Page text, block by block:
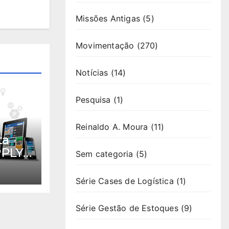
Missões Antigas (5)
Movimentação (270)
Notícias (14)
Pesquisa (1)
Reinaldo A. Moura (11)
Sem categoria (5)
Série Cases de Logística (1)
Série Gestão de Estoques(9)